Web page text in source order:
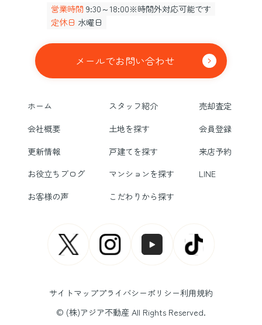
営業時間 9:30～18:00※時間外対応可能です
定休日 水曜日
メールでお問い合わせ
ホーム スタッフ紹介
売却査定
会社概要
土地を探す
会員登録
更新情報
戸建てを探す
来店予約
お役立ちブログ
マンションを探す
LINE
お客様の声
こだわりから探す
サイトマッププライバシーポリシー利用規約
© (株)アジア不動産 All Rights Reserved.